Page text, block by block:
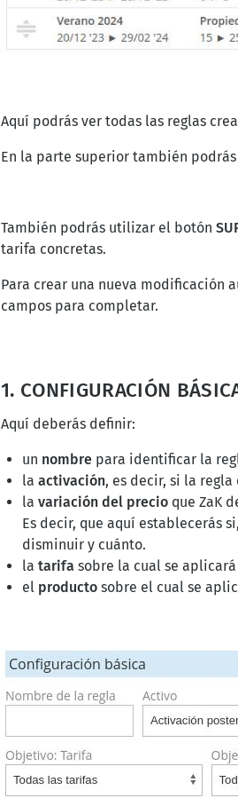
Aquí podrás ver todas las reglas
En la parte superior también
También podrás utilizar el botón
tarifa concretas.
Para crear una nueva modificación
campos para completar.
1. CONFIGURACIÓN
Aquí deberás definir:
un nombre para identificar la
la activación, es decir, si la
la variación del precio que ZaK
Es decir, que aquí establecerás
disminuir y cuánto.
la tarifa sobre la cual se
el producto sobre el cual se